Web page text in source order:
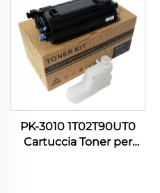
M3870 M4020 M4070
3320 3870 4020
PK-3010 1T02T90UT0
Cartuccia Toner per